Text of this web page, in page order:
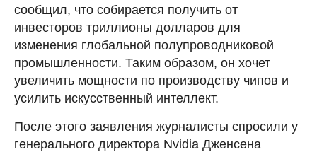
cообщил, что собирается получить от
инвесторов триллионы долларов для
изменения глобальной полупроводниковой
промышленности. Таким образом, он хочет
увеличить мощности по производству чипов и
усилить искусственный интеллект.
После этого заявления журналисты спросили у
генерального директора Nvidia Дженсена